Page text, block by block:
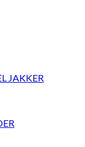
JAKKER